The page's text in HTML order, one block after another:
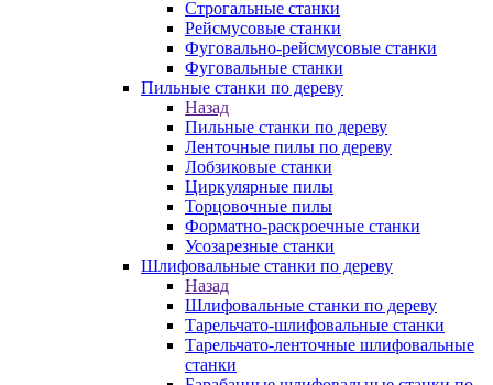
Строгальные станки
Рейсмусовые станки
Фуговально-рейсмусовые станки
Фуговальные станки
Пильные станки по дереву
Назад
Пильные станки по дереву
Ленточные пилы по дереву
Лобзиковые станки
Циркулярные пилы
Торцовочные пилы
Форматно-раскроечные станки
Усозарезные станки
Шлифовальные станки по дереву
Назад
Шлифовальные станки по дереву
Тарельчато-шлифовальные станки
Тарельчато-ленточные шлифовальные
станки